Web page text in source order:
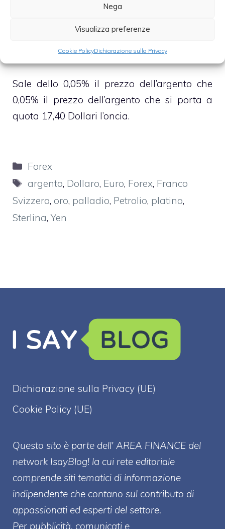
Nega
Visualizza preferenze
Cookie PolicyDichiarazione sulla Privacy
a 473 Dollari all’oncia in rialzo del 3%.
Male il prezzo del Platino che scende del 4%
a quota 1623 Dollari all’oncia.
Sale dello 0,05% il prezzo dell’argento che
0,05% il prezzo dell’argento che si porta a
quota 17,40 Dollari l’oncia.
Categorie
Forex
Tag
argento, Dollaro, Euro, Forex, Franco
Svizzero, oro, palladio, Petrolio, platino,
Sterlina, Yen
Dichiarazione sulla Privacy (UE)
Cookie Policy (UE)
Questo sito è parte dell' AREA FINANCE del
network IsayBlog! la cui rete editoriale
comprende siti tematici di informazione
indipendente che contano sul contributo di
appassionati ed esperti del settore.
Per pubblicità, comunicati e